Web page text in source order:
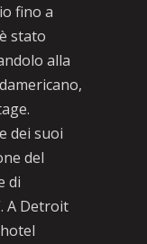
fino a
stato
alla
dei suoi
del
di
A Detroit